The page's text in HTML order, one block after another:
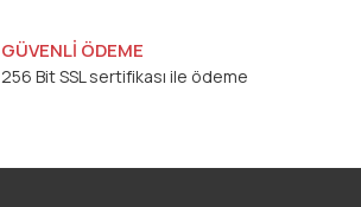
GÜVENLİ ÖDEME
256 Bit SSL sertifikası ile ödeme